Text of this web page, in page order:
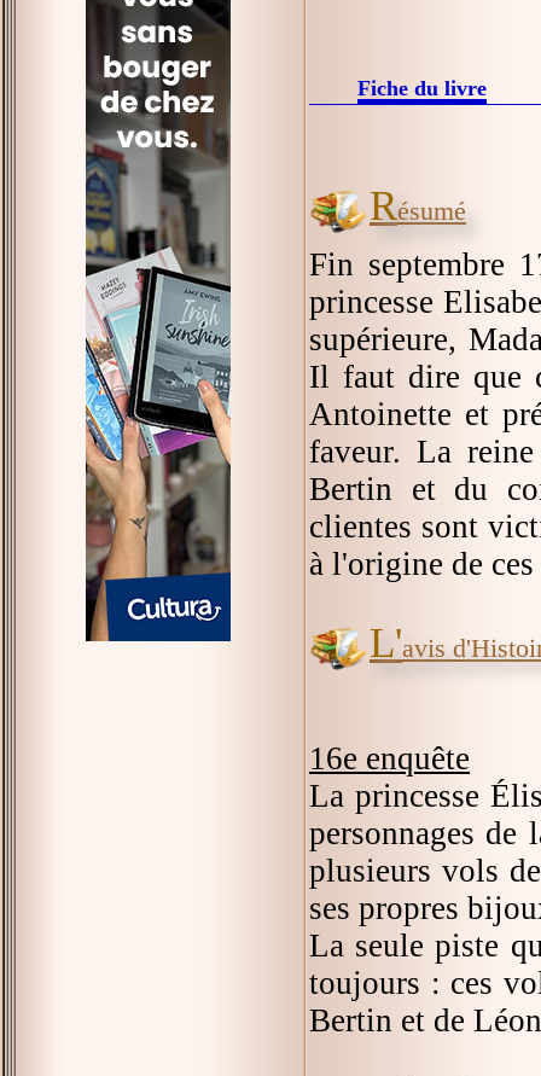
Fiche du livre
Résumé
Fin septembre
princesse
supérieure,
Il faut dire que
Antoinette et
faveur. La
Bertin et du
clientes sont
à l'origine de
L'avis
16e enquête
La princesse
personnages
plusieurs vols
ses propres
La seule piste
toujours : ces
Bertin et de